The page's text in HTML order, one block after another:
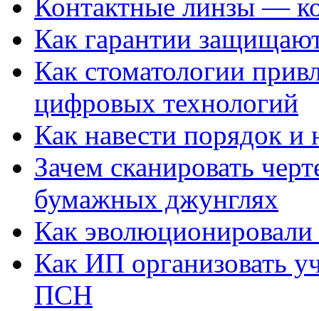
Контактные линзы —
Как гарантии
Как стоматологии
цифровых технологий
Как навести порядок и
Зачем сканировать
бумажных джунглях
Как
Как ИП организовать
ПСН